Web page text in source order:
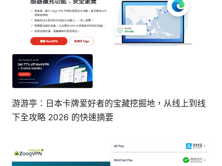
游游亭：日本卡牌爱好者的宝藏挖掘地，从线上到线
下全攻略 2026 的快速摘要